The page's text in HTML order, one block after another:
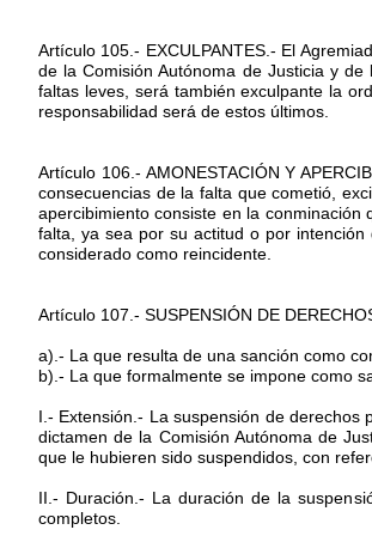
Artículo 105.- EXCULPANTES.- El
de la Comisión Autónoma de Justicia y
faltas leves, será también exculpante la
responsabilidad será de estos últimos.
Artículo 106.- AMONESTACIÓN Y
consecuencias de la falta que cometió,
apercibimiento consiste en la
falta, ya sea por su actitud o por
considerado como reincidente.
Artículo 107.- SUSPENSIÓN DE
a).- La que resulta de una sanción como
b).- La que formalmente se impone como
I.- Extensión.- La suspensión de
dictamen de la Comisión Autónoma de
que le hubieren sido suspendidos, con
II.- Duración.- La duración de la
completos.